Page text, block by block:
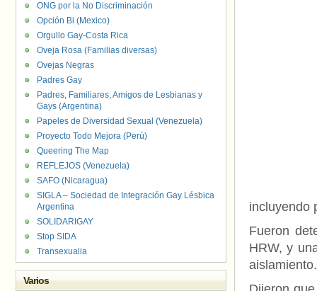
incluyendo
Fueron
HRW, y
aislamiento.
ONG por la No Discriminación
Opción Bi (Mexico)
Orgullo Gay-Costa Rica
Oveja Rosa (Familias diversas)
Ovejas Negras
Padres Gay
Padres, Familiares, Amigos de Lesbianas y
Gays (Argentina)
Papeles de Diversidad Sexual (Venezuela)
Proyecto Todo Mejora (Perú)
Queering The Map
REFLEJOS (Venezuela)
SAFO (Nicaragua)
SIGLA – Sociedad de Integración Gay Lésbica
Argentina
SOLIDARIGAY
Stop SIDA
Transexualia
Varios